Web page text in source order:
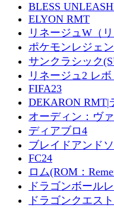
BLESS
ELYON RMT
リネージュW（リ
ポケモンレジェ
サンクラシック
リネージュ2 レ
FIFA23
DEKARON RMT|
オーディン：ヴ
ディアブロ4
ブレイドアンド
FC24
ロム(ROM：
ドラゴンボール
ドラゴンクエス